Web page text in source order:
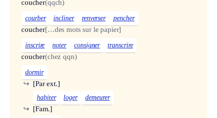
coucher(qqch)
courber incliner renverser pencher
coucher[…des mots sur le papier]
inscrire noter consigner transcrire
coucher(chez qqn)
dormir
[Par ext.]
↪
habiter loger demeurer
[Fam.]
↪